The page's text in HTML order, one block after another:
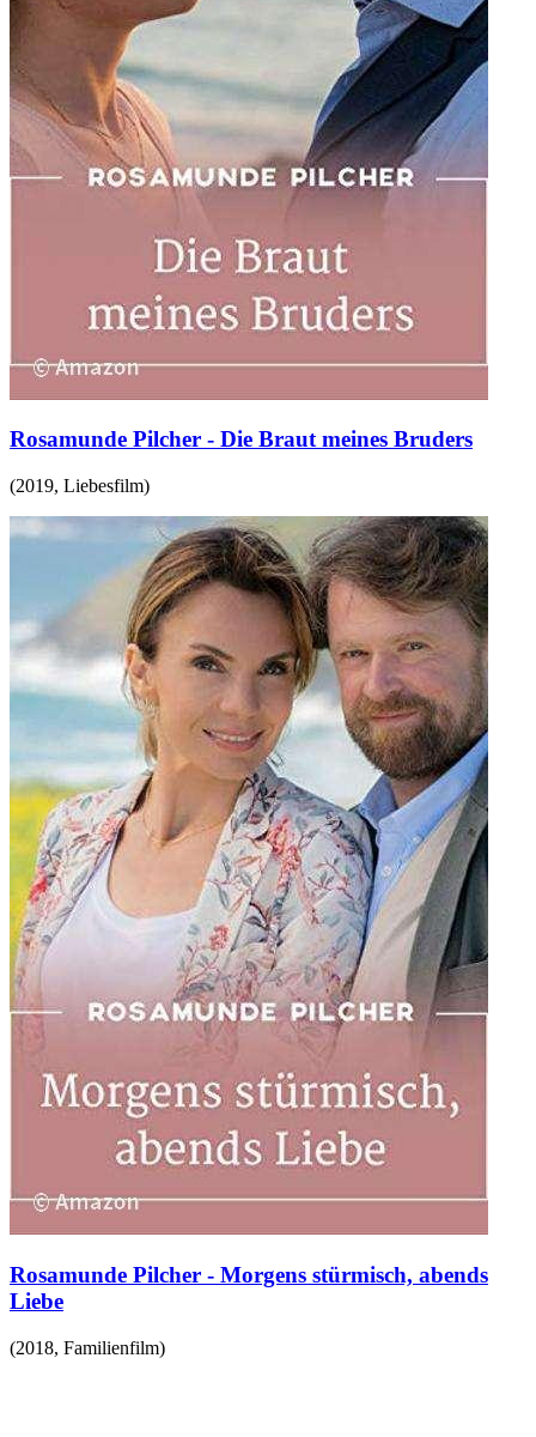
Rosamunde Pilcher - Die Braut meines Bruders
(2019, Liebesfilm)
Rosamunde Pilcher - Morgens stürmisch, abends
Liebe
(2018, Familienfilm)